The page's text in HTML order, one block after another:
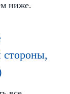
ниже.
стороны,